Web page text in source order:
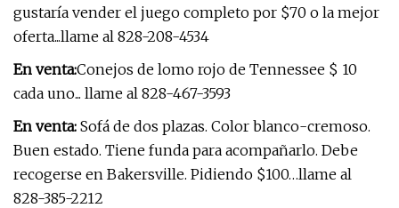
gustaría vender el juego completo por $70 o la mejor
oferta...llame al 828-208-4534
En venta:Conejos de lomo rojo de Tennessee $ 10
cada uno... llame al 828-467-3593
En venta: Sofá de dos plazas. Color blanco-cremoso.
Buen estado. Tiene funda para acompañarlo. Debe
recogerse en Bakersville. Pidiendo $100…llame al
828-385-2212